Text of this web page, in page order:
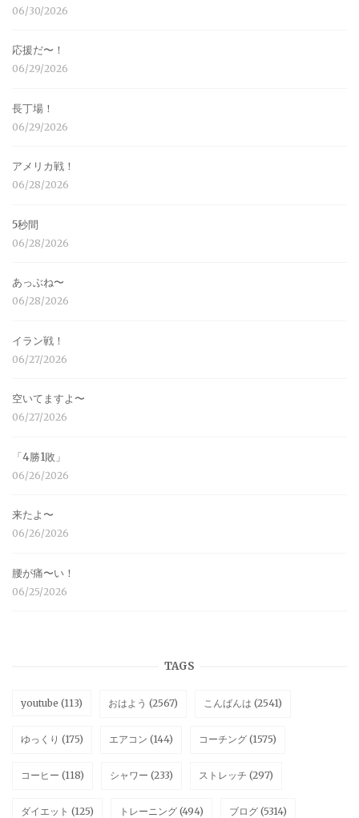
06/30/2026
応援だ〜！
06/29/2026
長丁場！
06/29/2026
アメリカ戦！
06/28/2026
5秒間
06/28/2026
あっぶね〜
06/28/2026
イラン戦！
06/27/2026
空いてますよ〜
06/27/2026
「4勝1敗」
06/26/2026
来たよ〜
06/26/2026
腰が痛〜い！
06/25/2026
TAGS
youtube (113) おはよう (2567) こんばんは (2541)
ゆっくり (175) エアコン (144) コーチング (1575)
コーヒー (118) シャワー (233) ストレッチ (297)
ダイエット (125) トレーニング (494) ブログ (5314)